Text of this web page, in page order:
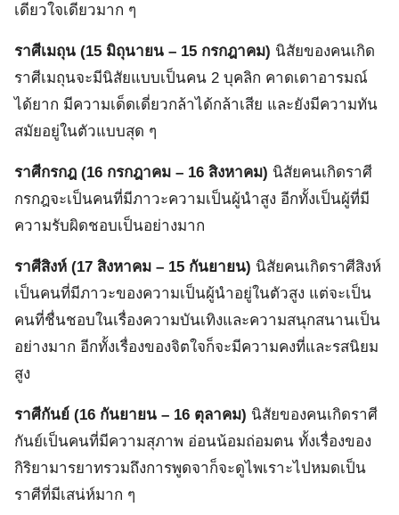
เดียวใจเดียวมาก ๆ
ราศีเมถุน (15 มิถุนายน – 15 กรกฎาคม) นิสัยของคนเกิด
ราศีเมถุนจะมีนิสัยแบบเป็นคน 2 บุคลิก คาดเดาอารมณ์
ได้ยาก มีความเด็ดเดี่ยวกล้าได้กล้าเสีย และยังมีความทัน
สมัยอยู่ในตัวแบบสุด ๆ
ราศีกรกฎ (16 กรกฎาคม – 16 สิงหาคม) นิสัยคนเกิดราศี
กรกฎจะเป็นคนที่มีภาวะความเป็นผู้นำสูง อีกทั้งเป็นผู้ที่มี
ความรับผิดชอบเป็นอย่างมาก
ราศีสิงห์ (17 สิงหาคม – 15 กันยายน) นิสัยคนเกิดราศีสิงห์
เป็นคนที่มีภาวะของความเป็นผู้นำอยู่ในตัวสูง แต่จะเป็น
คนที่ชื่นชอบในเรื่องความบันเทิงและความสนุกสนานเป็น
อย่างมาก อีกทั้งเรื่องของจิตใจก็จะมีความคงที่และรสนิยม
สูง
ราศีกันย์ (16 กันยายน – 16 ตุลาคม) นิสัยของคนเกิดราศี
กันย์เป็นคนที่มีความสุภาพ อ่อนน้อมถ่อมตน ทั้งเรื่องของ
กิริยามารยาทรวมถึงการพูดจาก็จะดูไพเราะไปหมดเป็น
ราศีที่มีเสน่ห์มาก ๆ